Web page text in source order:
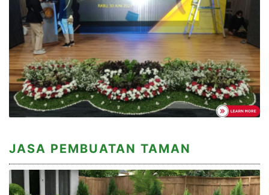
JASA PEMBUATAN TAMAN